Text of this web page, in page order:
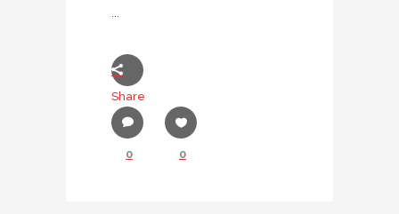
Share
0 0